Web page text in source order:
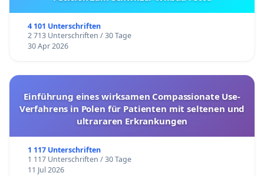
4 101 Unterschriften
2 713 Unterschriften / 30 Tage
30 Apr 2026
Einführung eines wirksamen Compassionate Use-
Verfahrens in Polen für Patienten mit seltenen und
ultrararen Erkrankungen
1 117 Unterschriften
1 117 Unterschriften / 30 Tage
11 Jul 2026